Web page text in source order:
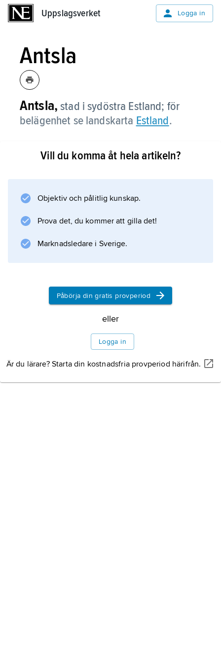
Uppslagsverket Logga in
Antsla
Antsla, stad i sydöstra Estland; för
belägenhet se landskarta Estland.
Vill du komma åt hela artikeln?
Objektiv och pålitlig kunskap.
Prova det, du kommer att gilla det!
Marknadsledare i Sverige.
Påbörja din gratis provperiod
eller
Logga in
Är du lärare? Starta din kostnadsfria provperiod härifrån.